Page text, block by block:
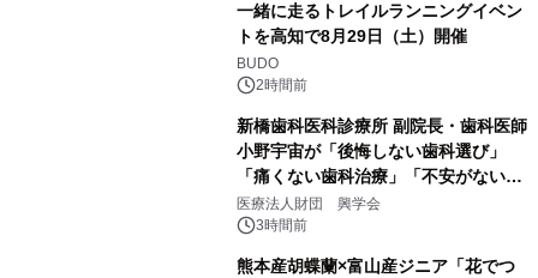
一緒に走るトレイルランニングイベン
トを高知で8月29日（土）開催
BUDO
2時間前
新橋歯科医科診療所 副院長・歯科医師
小野宇宙が「後悔しない歯科選び」
「痛くない歯科治療」「不安がない治
療計画」をテーマに専門監修
医療法人財団 興学会
3時間前
熊本産胡蝶蘭×富山産ジニア「花でつ